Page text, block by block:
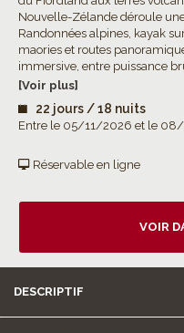
Nouvelle-Zélande déroule
Randonnées alpines, kayak
maories et routes
immersive, entre puissance
d’expériences soigneusement
[Voir plus]
22 jours / 18 nuits
Entre le 05/11/2026 et le
Réservable en ligne
VOIR
DESCRIPTIF